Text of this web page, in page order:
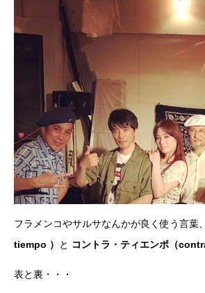
フラメンコやサルサなんかが良く使う言葉、
tiempo ）
と コントラ・ティエンポ（
表と裏・・・